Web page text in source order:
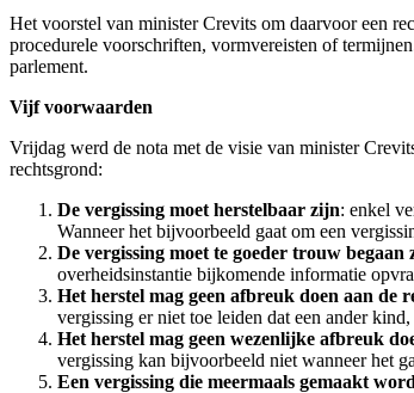
Het voorstel van minister Crevits om daarvoor een
procedurele voorschriften, vormvereisten of
parlement.
Vijf voorwaarden
Vrijdag werd de nota met de visie van minister
rechtsgrond:
De vergissing moet herstelbaar zijn: enkel
Wanneer het bijvoorbeeld gaat om een
De vergissing moet te goeder trouw begaan
overheidsinstantie bijkomende informatie
Het herstel mag geen afbreuk doen aan de
vergissing er niet toe leiden dat een ander
Het herstel mag geen wezenlijke afbreuk
vergissing kan bijvoorbeeld niet wanneer het
Een vergissing die meermaals gemaakt